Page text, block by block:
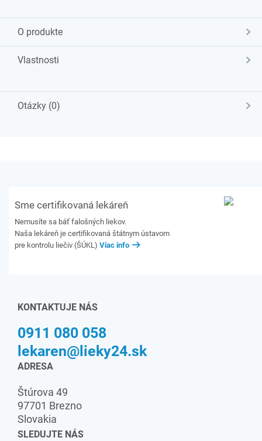
O produkte
Vlastnosti
Otázky (0)
Sme certifikovaná lekáreň
Nemusíte sa báť falošných liekov.
Naša lekáreň je certifikovaná štátnym ústavom
pre kontrolu liečiv (ŠÚKL) Viac info
KONTAKTUJE NÁS
0911 080 058
lekaren@lieky24.sk
ADRESA
Štúrova 49
97701 Brezno
Slovakia
SLEDUJTE NÁS